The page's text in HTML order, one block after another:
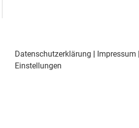
Datenschutzerklärung | Impressum |
Einstellungen